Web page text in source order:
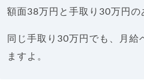
額面38万円と手取り30万円の
同じ手取り30万円でも、月給
ますよ。